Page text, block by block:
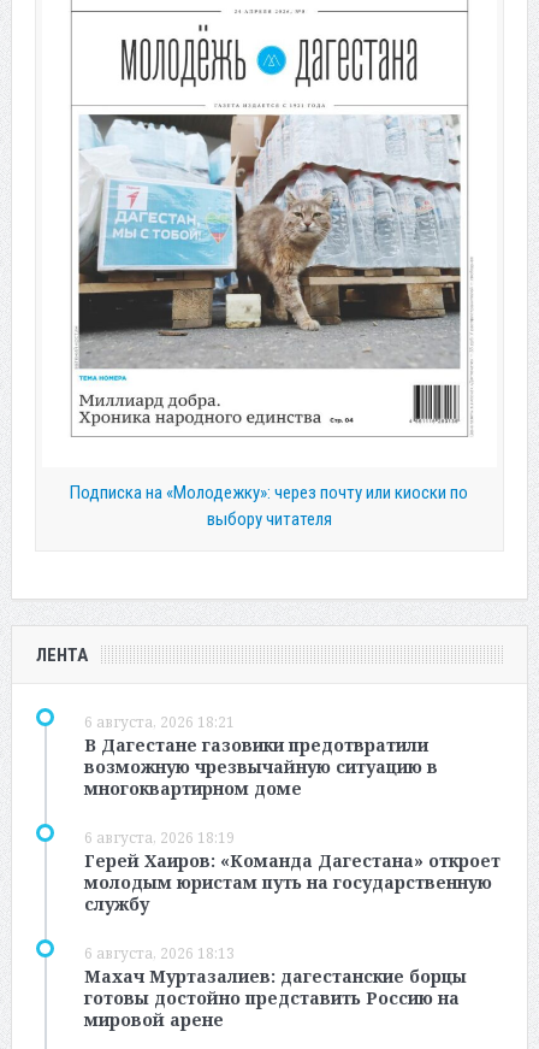
Подписка на «Молодежку»: через почту или киоски по
выбору читателя
ЛЕНТА
6 августа, 2026 18:21
В Дагестане газовики предотвратили
возможную чрезвычайную ситуацию в
многоквартирном доме
6 августа, 2026 18:19
Герей Хаиров: «Команда Дагестана» откроет
молодым юристам путь на государственную
службу
6 августа, 2026 18:13
Махач Муртазалиев: дагестанские борцы
готовы достойно представить Россию на
мировой арене